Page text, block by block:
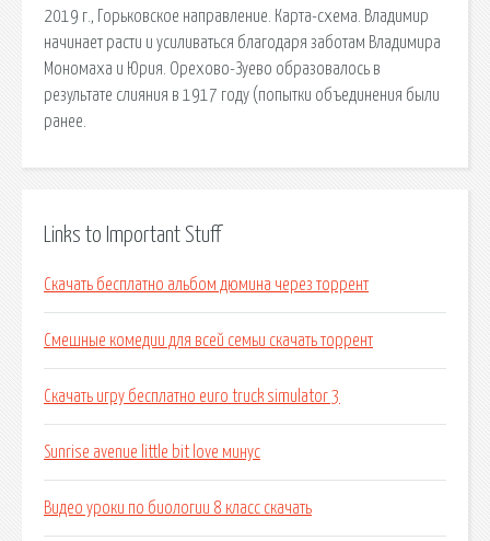
2019 г., Горьковское направление. Карта-схема. Владимир
начинает расти и усиливаться благодаря заботам Владимира
Мономаха и Юрия. Орехово-Зуево образовалось в
результате слияния в 1917 году (попытки объединения были
ранее.
Links to Important Stuff
Скачать бесплатно альбом дюмина через торрент
Смешные комедии для всей семьи скачать торрент
Скачать игру бесплатно euro truck simulator 3
Sunrise avenue little bit love минус
Видео уроки по биологии 8 класс скачать